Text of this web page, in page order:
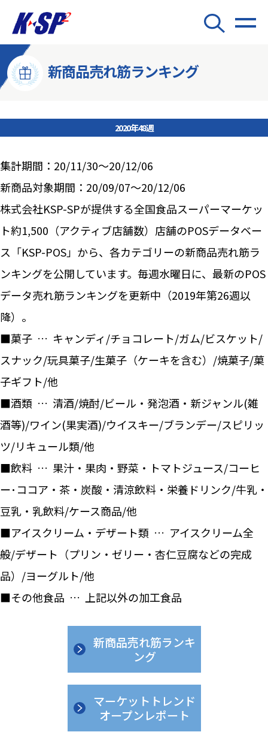
新商品売れ筋ランキング
2020年48週
集計期間：20/11/30～20/12/06
新商品対象期間：20/09/07～20/12/06
株式会社KSP-SPが提供する全国食品スーパーマーケッ
ト約1,500（アクティブ店舗数）店舗のPOSデータベー
ス「KSP-POS」から、各カテゴリーの新商品売れ筋ラ
ンキングを公開しています。毎週水曜日に、最新のPOS
データ売れ筋ランキングを更新中（2019年第26週以
降）。
■菓子 … キャンディ/チョコレート/ガム/ビスケット/
スナック/玩具菓子/生菓子（ケーキを含む）/焼菓子/菓
子ギフト/他
■酒類 … 清酒/焼酎/ビール・発泡酒・新ジャンル(雑
酒等)/ワイン(果実酒)/ウイスキー/ブランデー/スピリッ
ツ/リキュール類/他
■飲料 … 果汁・果肉・野菜・トマトジュース/コーヒ
ー･ココア・茶・炭酸・清涼飲料・栄養ドリンク/牛乳・
豆乳・乳飲料/ケース商品/他
■アイスクリーム・デザート類 … アイスクリーム全
般/デザート（プリン・ゼリー・杏仁豆腐などの完成
品）/ヨーグルト/他
■その他食品 … 上記以外の加工食品
新商品売れ筋ランキ
ング
マーケットトレンド
オープンレポート